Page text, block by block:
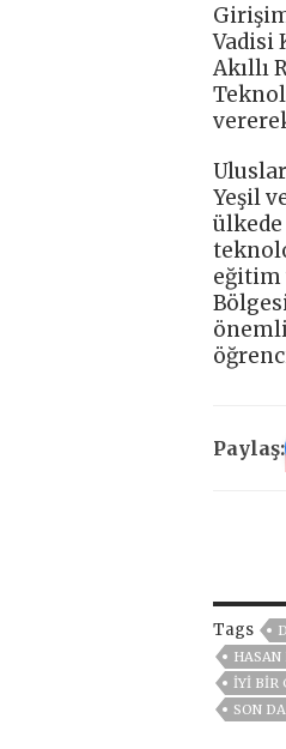
Vadisi
Akıllı
Yeşil
ülkede
eğitim
Paylaş:
Tags
HASAN
İYİ BİR
SON